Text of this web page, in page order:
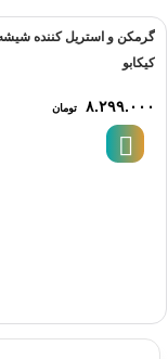
گرمکن و استریل کننده
کیکابو
۸.۲۹۹.۰۰۰ تومان